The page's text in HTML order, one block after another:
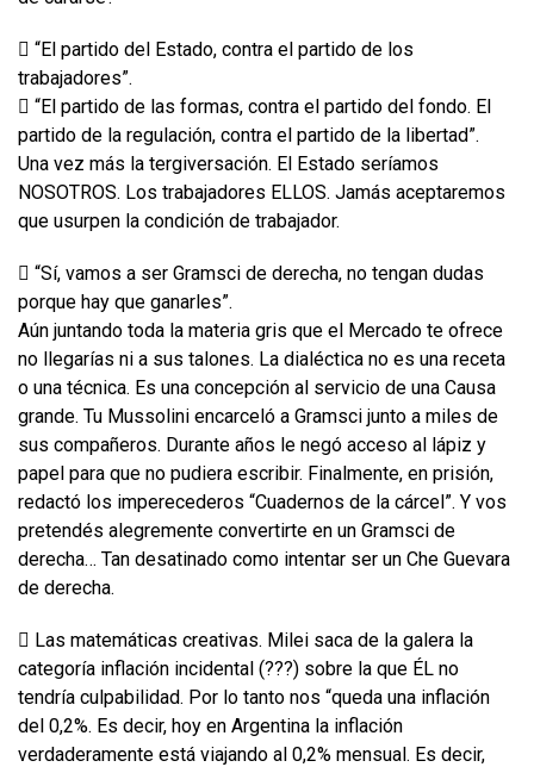
 “El partido del Estado, contra el partido de los
trabajadores”.
 “El partido de las formas, contra el partido del fondo. El
partido de la regulación, contra el partido de la libertad”.
Una vez más la tergiversación. El Estado seríamos
NOSOTROS. Los trabajadores ELLOS. Jamás aceptaremos
que usurpen la condición de trabajador.
 “Sí, vamos a ser Gramsci de derecha, no tengan dudas
porque hay que ganarles”.
Aún juntando toda la materia gris que el Mercado te ofrece
no llegarías ni a sus talones. La dialéctica no es una receta
o una técnica. Es una concepción al servicio de una Causa
grande. Tu Mussolini encarceló a Gramsci junto a miles de
sus compañeros. Durante años le negó acceso al lápiz y
papel para que no pudiera escribir. Finalmente, en prisión,
redactó los imperecederos “Cuadernos de la cárcel”. Y vos
pretendés alegremente convertirte en un Gramsci de
derecha… Tan desatinado como intentar ser un Che Guevara
de derecha.
 Las matemáticas creativas. Milei saca de la galera la
categoría inflación incidental (???) sobre la que ÉL no
tendría culpabilidad. Por lo tanto nos “queda una inflación
del 0,2%. Es decir, hoy en Argentina la inflación
verdaderamente está viajando al 0,2% mensual. Es decir,